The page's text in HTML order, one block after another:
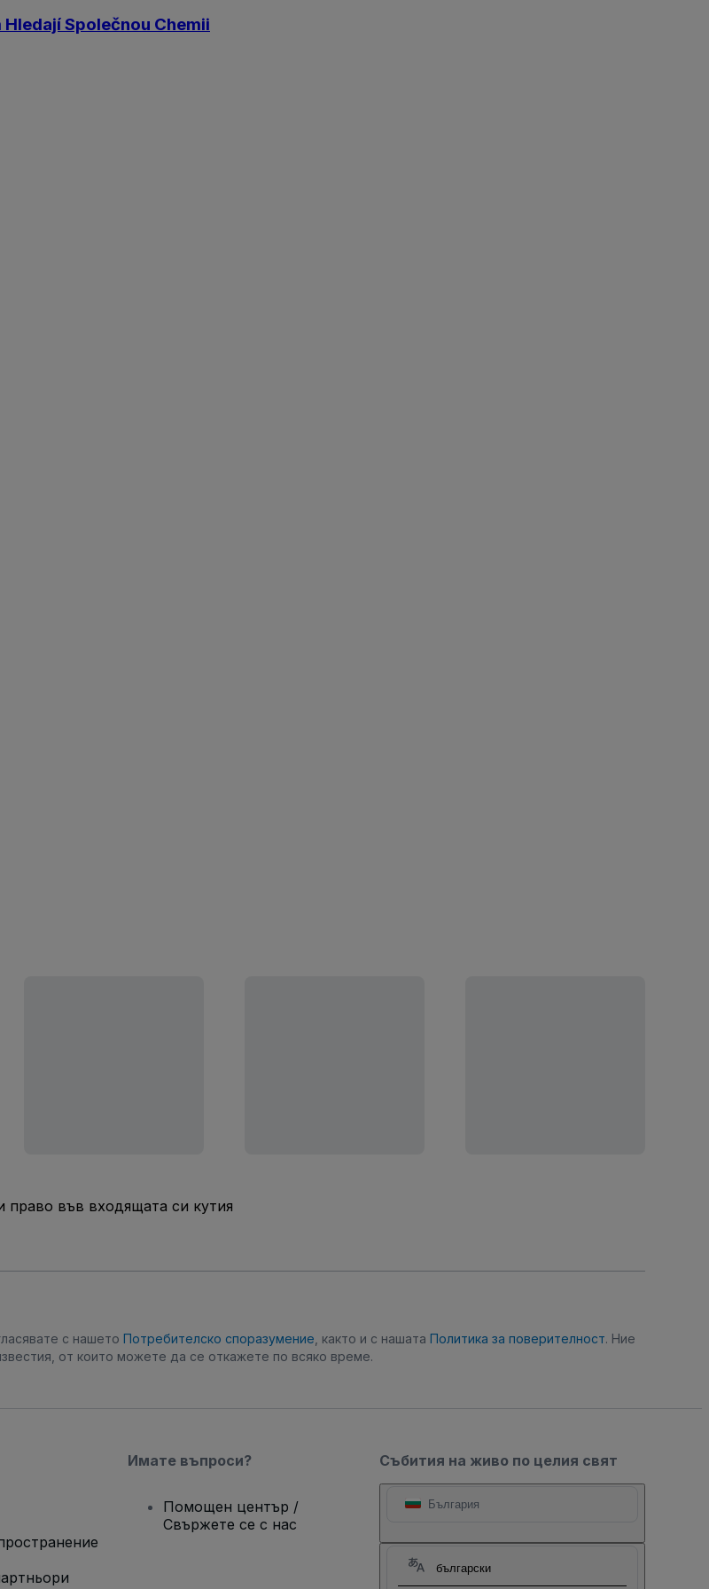
Hledají Společnou Chemii
право във входящата си кутия
с нашето Потребителско споразумение , както и с нашата Политика за поверителност. Ние
от които можете да се откажете по всяко време.
Събития на живо по целия свят
България
български
Имате въпроси?
Помощен център /
Свържете се с нас